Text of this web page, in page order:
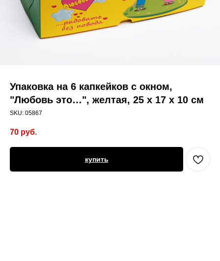
Упаковка на 6 капкейков с окном,
"Любовь это…", желтая, 25 х 17 х 10 см
SKU: 05867
70 руб.
купить